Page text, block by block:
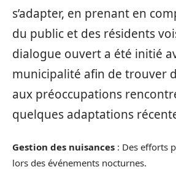
s’adapter, en prenant en
du public et des résidents
dialogue ouvert a été initié
municipalité afin de trouver
aux préoccupations
quelques adaptations
Gestion des nuisances : Des efforts
lors des événements nocturnes.